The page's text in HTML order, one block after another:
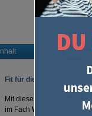
Inhalt
Fit für die Prüfung!
Mit diesen über 330
im Fach Wirtschafts- und